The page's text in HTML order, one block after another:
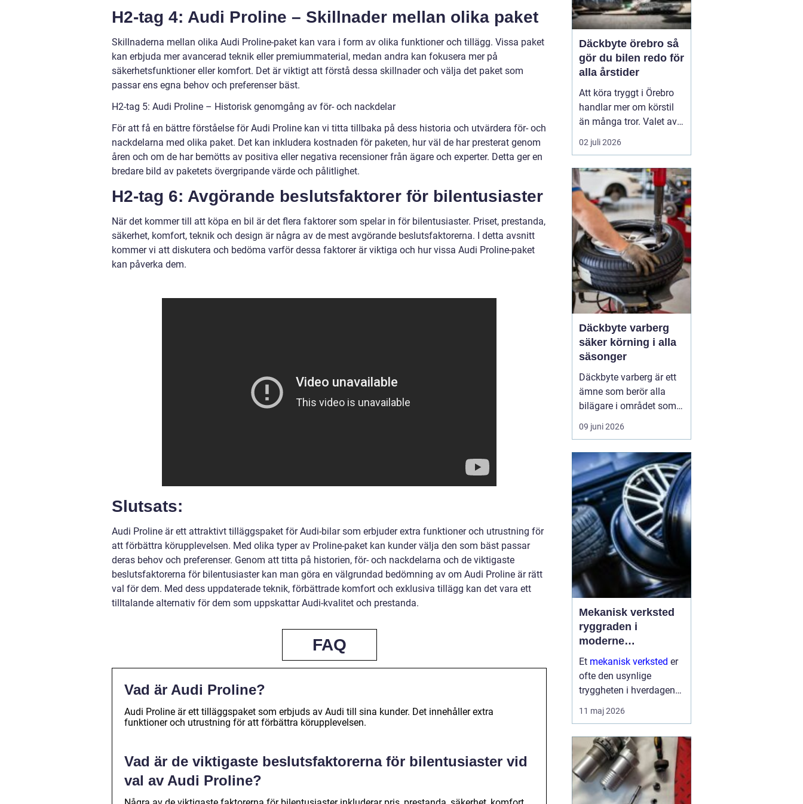
H2-tag 4: Audi Proline – Skillnader mellan olika paket
Skillnaderna mellan olika Audi Proline-paket kan vara i form av olika funktioner och tillägg. Vissa paket
kan erbjuda mer avancerad teknik eller premiummaterial, medan andra kan fokusera mer på
säkerhetsfunktioner eller komfort. Det är viktigt att förstå dessa skillnader och välja det paket som
passar ens egna behov och preferenser bäst.
H2-tag 5: Audi Proline – Historisk genomgång av för- och nackdelar
För att få en bättre förståelse för Audi Proline kan vi titta tillbaka på dess historia och utvärdera för- och
nackdelarna med olika paket. Det kan inkludera kostnaden för paketen, hur väl de har presterat genom
åren och om de har bemötts av positiva eller negativa recensioner från ägare och experter. Detta ger en
bredare bild av paketets övergripande värde och pålitlighet.
H2-tag 6: Avgörande beslutsfaktorer för bilentusiaster
När det kommer till att köpa en bil är det flera faktorer som spelar in för bilentusiaster. Priset, prestanda,
säkerhet, komfort, teknik och design är några av de mest avgörande beslutsfaktorerna. I detta avsnitt
kommer vi att diskutera och bedöma varför dessa faktorer är viktiga och hur vissa Audi Proline-paket
kan påverka dem.
Slutsats:
Audi Proline är ett attraktivt tilläggspaket för Audi-bilar som erbjuder extra funktioner och utrustning för
att förbättra körupplevelsen. Med olika typer av Proline-paket kan kunder välja den som bäst passar
deras behov och preferenser. Genom att titta på historien, för- och nackdelarna och de viktigaste
beslutsfaktorerna för bilentusiaster kan man göra en välgrundad bedömning av om Audi Proline är rätt
val för dem. Med dess uppdaterade teknik, förbättrade komfort och exklusiva tillägg kan det vara ett
tilltalande alternativ för dem som uppskattar Audi-kvalitet och prestanda.
FAQ
Vad är Audi Proline?
Audi Proline är ett tilläggspaket som erbjuds av Audi till sina kunder. Det innehåller extra
funktioner och utrustning för att förbättra körupplevelsen.
Vad är de viktigaste beslutsfaktorerna för bilentusiaster vid
val av Audi Proline?
Däckbyte örebro så
gör du bilen redo för
alla årstider
Att köra tryggt i Örebro
handlar mer om körstil
än många tror. Valet av
däck, när de byts och hur
de monteras spelar en
säkerheten. Vädret i
Närke skiftar snabbt,
med kalla vintrar, blöta
vårvägar och varma
sommardagar. För den
som...
02 juli 2026
Däckbyte varberg
säker körning i alla
säsonger
Däckbyte varberg är ett
ämne som berör alla
bilägare i området som
vill köra säkert året om.
När vädret skiftar mellan
vintervägar och torra
sommarvägar behöver
däcken alltid vara
anpassade för
underlaget. Ett
genomtänkt däckby...
09 juni 2026
Mekanisk verksted
ryggraden i
moderne
maskinpark
Et mekanisk verksted er
ofte den usynlige
tryggheten i hverdagen
for både næringsliv og
privatpersoner. Når
produksjon stanser eller
en gravemaskin står fast
på et anlegg, er ve...
11 maj 2026